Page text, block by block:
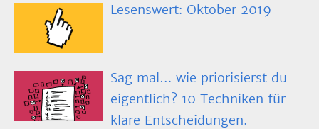
Lesenswert: Oktober 2019
Sag mal… wie priorisierst du
eigentlich? 10 Techniken für
klare Entscheidungen.